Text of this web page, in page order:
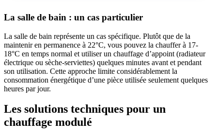
La salle de bain : un cas particulier
La salle de bain représente un cas spécifique. Plutôt que de la
maintenir en permanence à 22°C, vous pouvez la chauffer à 17-
18°C en temps normal et utiliser un chauffage d’appoint (radiateur
électrique ou sèche-serviettes) quelques minutes avant et pendant
son utilisation. Cette approche limite considérablement la
consommation énergétique d’une pièce utilisée seulement quelques
heures par jour.
Les solutions techniques pour un
chauffage modulé